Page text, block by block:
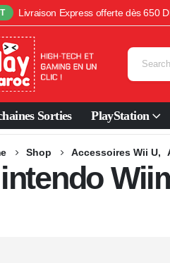
Livraison Express offerte dès 650
Sorties PlayStation
Shop Accessoires Wii U,